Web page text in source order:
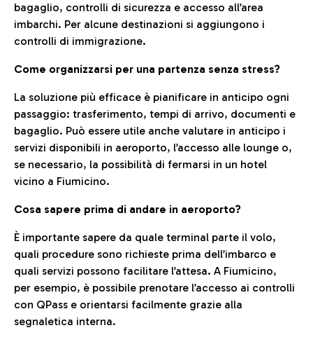
bagaglio, controlli di sicurezza e accesso all’area
imbarchi. Per alcune destinazioni si aggiungono i
controlli di immigrazione.
Come organizzarsi per una partenza senza stress?
La soluzione più efficace è pianificare in anticipo ogni
passaggio: trasferimento, tempi di arrivo, documenti e
bagaglio. Può essere utile anche valutare in anticipo i
servizi disponibili in aeroporto, l’accesso alle lounge o,
se necessario, la possibilità di fermarsi in un hotel
vicino a Fiumicino.
Cosa sapere prima di andare in aeroporto?
È importante sapere da quale terminal parte il volo,
quali procedure sono richieste prima dell’imbarco e
quali servizi possono facilitare l’attesa. A Fiumicino,
per esempio, è possibile prenotare l’accesso ai controlli
con QPass e orientarsi facilmente grazie alla
segnaletica interna.